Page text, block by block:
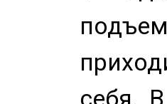
себя.